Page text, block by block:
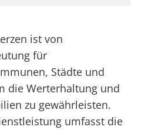
ist von
für
Städte und
die Werterhaltung und
zu gewährleisten.
umfasst die